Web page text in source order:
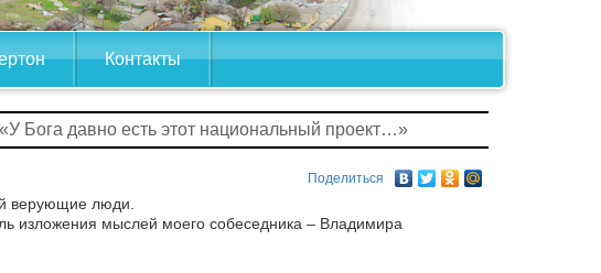
Контакты
Бога давно есть этот национальный проект…»
Поделиться
верующие люди.
изложения мыслей моего собеседника – Владимира